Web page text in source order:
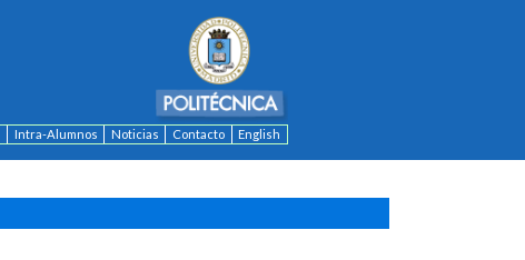
Intra-Alumnos Noticias Contacto English